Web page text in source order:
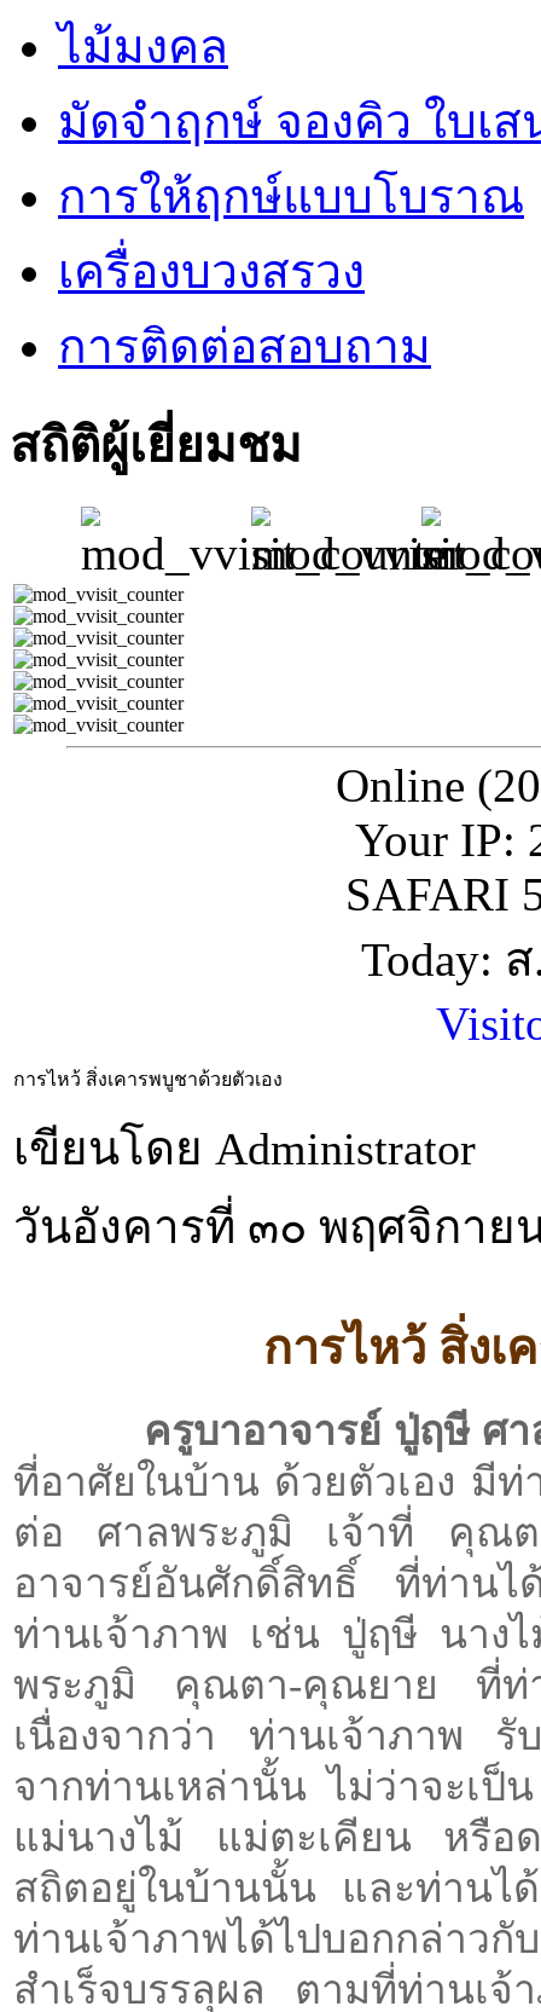
ไม้มงคล
มัดจำฤกษ์ จองคิว ใบเ
การให้ฤกษ์แบบโบราณ
เครื่องบวงสรวง
การติดต่อสอบถาม
สถิติผู้เยี่ยมชม
Online
Your IP:
SAFARI
Today:
การไหว้ สิ่งเคารพบูชาด้วยตัวเอง
เขียนโดย Administrator
วันอังคารที่ ๓๐ พฤศจิกาย
การไหว้ สิ่งเ
ครูบาอาจารย์ ปู่ฤษี ศ
ที่อาศัยในบ้าน ด้วยตัวเอง มี
ต่อ ศาลพระภูมิ เจ้าที่ คุณ
อาจารย์อันศักดิ์สิทธิ์ ที่ท่านไ
ท่านเจ้าภาพ เช่น ปู่ฤษี นาง
พระภูมิ คุณตา-คุณยาย ที่ท่า
เนื่องจากว่า ท่านเจ้าภาพ รั
จากท่านเหล่านั้น ไม่ว่าจะเ
แม่นางไม้ แม่ตะเคียน หรือ
สถิตอยู่ในบ้านนั้น และท่านไ
ท่านเจ้าภาพได้ไปบอกกล่าว
สำเร็จบรรลุผล ตามที่ท่านเจ้